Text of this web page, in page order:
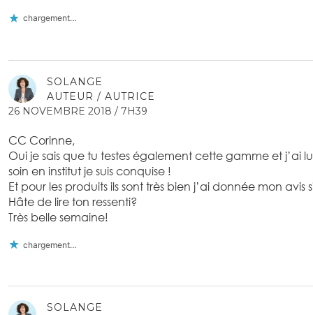
chargement…
SOLANGE
AUTEUR / AUTRICE
26 NOVEMBRE 2018 / 7H39
CC Corinne,
Oui je sais que tu testes également cette gamme et j’ai
soin en institut je suis conquise !
Et pour les produits ils sont très bien j’ai donnée mon avis
Hâte de lire ton ressenti?
Très belle semaine!
chargement…
SOLANGE